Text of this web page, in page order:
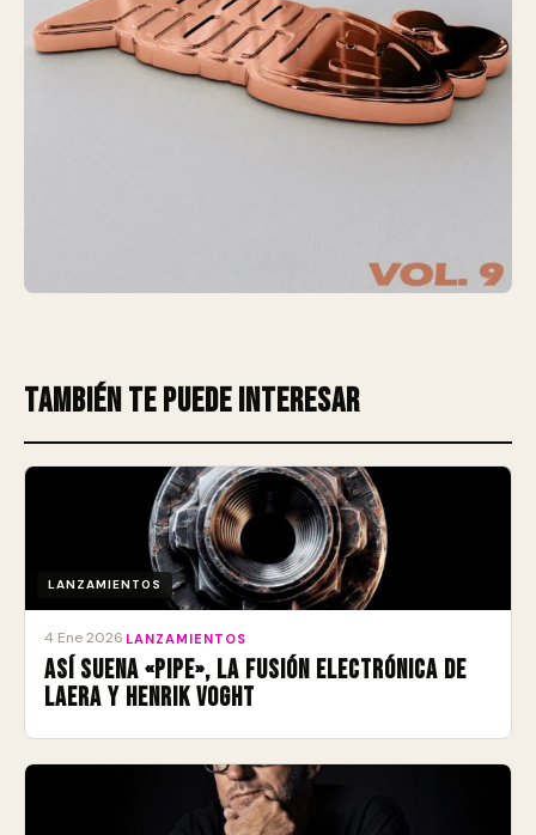
También te puede interesar
LANZAMIENTOS
4 Ene 2026 LANZAMIENTOS
Así suena «Pipe», la fusión electrónica de
Laera y Henrik Voght